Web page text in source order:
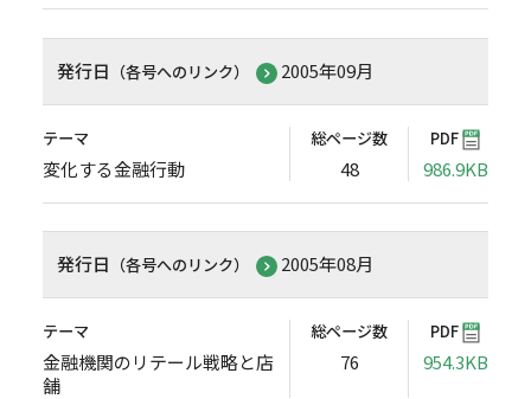
発行日 （各号へのリンク） 2005年09月
テーマ
変化する金融行動
総ページ数
48
PDF
986.9KB
発行日 （各号へのリンク） 2005年08月
テーマ
金融機関のリテール戦略と店
舗
総ページ数
76
PDF
954.3KB